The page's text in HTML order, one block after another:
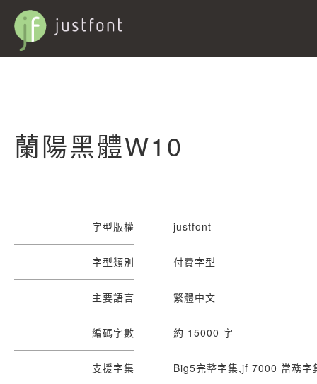
蘭陽黑體W10
字型版權 justfont
字型類別 付費字型
主要語言 繁體中文
編碼字數 約 15000 字
支援字集 Big5完整字集,jf 7000 當務字